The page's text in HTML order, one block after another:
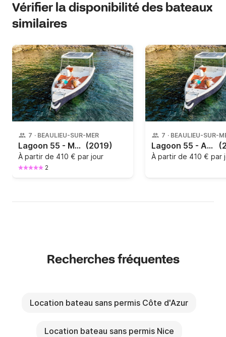
Vérifier la disponibilité des bateaux
similaires
7 · BEAULIEU-SUR-MER
Lagoon 55 - MARIE (SANS PERMIS & ELECTRO-SOLAIRE) (2019)
À partir de 410 € par jour
2
7 · BEAULIEU-SUR-
Lagoon 55 - ANAIS (SANS PERMIS & ELECTRO-SOLAIRE)
À partir de 410 € par
Recherches fréquentes
Location bateau sans permis Côte d'Azur
Location bateau sans permis Nice